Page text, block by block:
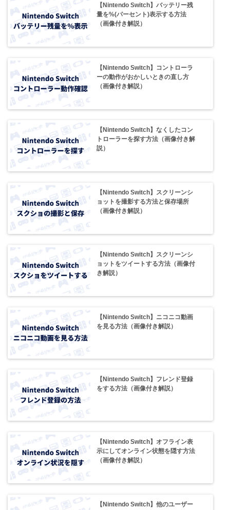
【Nintendo Switch】バッテリー残
量を%(パーセント)表示する方法
（画像付き解説）
【Nintendo Switch】コントローラ
ーの動作がおかしいときの直し方
（画像付き解説）
【Nintendo Switch】なくしたコン
トローラーを探す方法（画像付き解
説）
【Nintendo Switch】スクリーンシ
ョットを撮影する方法と保存場所
（画像付き解説）
【Nintendo Switch】スクリーンシ
ョットをツイートする方法（画像付
き解説）
【Nintendo Switch】ニコニコ動画
を見る方法（画像付き解説）
【Nintendo Switch】フレンド登録
をする方法（画像付き解説）
【Nintendo Switch】オフライン表
示にしてオンライン状態を隠す方法
（画像付き解説）
【Nintendo Switch】他のユーザー